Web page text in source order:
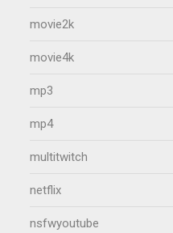
movie2k
movie4k
mp3
mp4
multitwitch
netflix
nsfwyoutube